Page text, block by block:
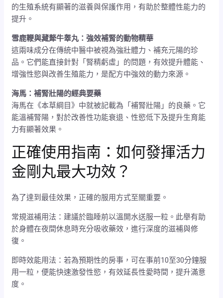
的生殖系統有顯著的滋養與保護作用，有助於整體性能力的
提升。
雪鹿鞭與藏犛牛睾丸：強效補腎的動物精華
這兩味成分在傳統中醫中被視為強壯體力、補充元陽的珍
品。它們能直接針對「腎精虧虛」的問題，有效提升體能、
增強性慾與改善生殖能力，是配方中強效的動力來源。
海馬：補腎壯陽的經典要藥
海馬在《本草綱目》中就被記載為「補腎壯陽」的良藥。它
能溫補腎陽，對於改善性功能衰退、性慾低下及提升生育能
力有顯著效果。
正確使用指南：如何發揮活力
金剛丸最大功效？
為了達到最佳效果，正確的服用方式至關重要。
常規滋補用法：建議於臨睡前以溫開水送服一粒。此舉有助
於身體在夜間休息時充分吸收藥效，進行深度的滋補與修
復。
即時效能用法：若為預期性的房事，可在事前10至30分鐘服
用一粒，便能快速激發性慾，有效延長性愛時間，提升滿意
度。